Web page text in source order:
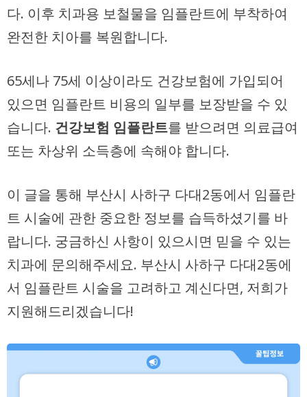
다. 이후 치과용 보철물을 임플란트에 부착하여
완전한 치아를 복원합니다.
65세나 75세 이상이라도 건강보험에 가입되어
있으면 임플란트 비용의 일부를 보장받을 수 있
습니다. 건강보험 임플란트를 받으려면 의료급여
또는 차상위 소득층에 속해야 합니다.
이 글을 통해 부산시 사하구 다대2동에서 임플란
트 시술에 관한 중요한 정보를 습득하셨기를 바
랍니다. 궁금하신 사항이 있으시면 믿을 수 있는
치과에 문의해주세요. 부산시 사하구 다대2동에
서 임플란트 시술을 고려하고 계신다면, 저희가
지원해드리겠습니다!